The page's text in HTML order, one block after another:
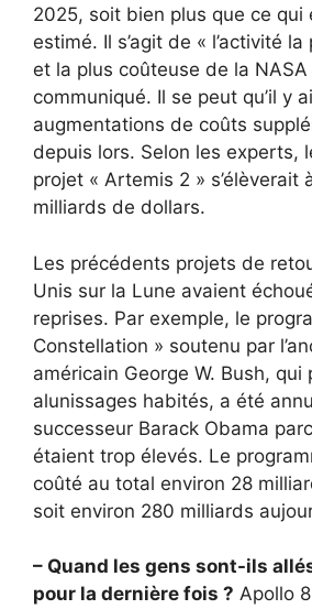
2025, soit bien plus que ce
estimé. Il s’agit de « l’activité
et la plus coûteuse de la NASA
communiqué. Il se peut qu’il y
augmentations de coûts
depuis lors. Selon les experts,
projet « Artemis 2 » s’élèverait
milliards de dollars.
Les précédents projets de
Unis sur la Lune avaient
reprises. Par exemple, le
Constellation » soutenu par
américain George W. Bush, qui
alunissages habités, a été
successeur Barack Obama
étaient trop élevés. Le
coûté au total environ 28
soit environ 280 milliards
– Quand les gens sont-ils
pour la dernière fois ? Apollo